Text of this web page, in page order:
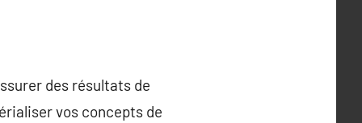
des résultats de
vos concepts de